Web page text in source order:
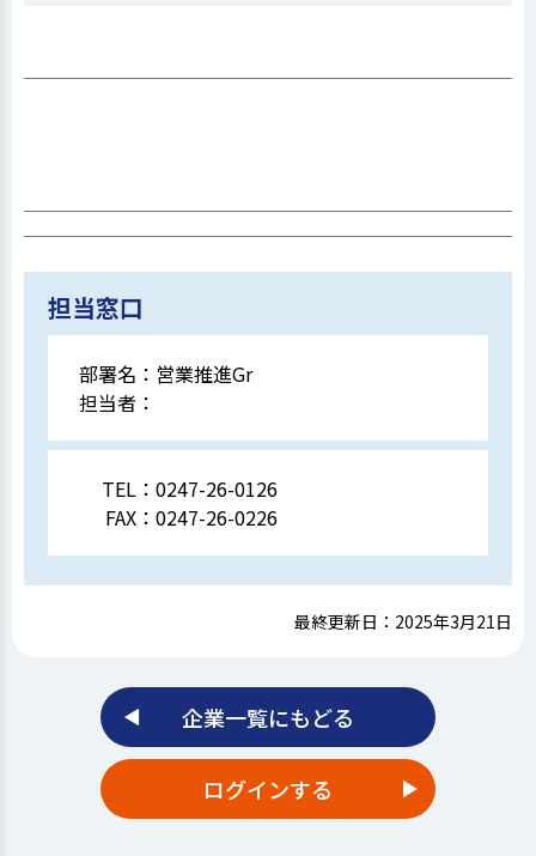
担当窓口
部署名： 営業推進Gr
担当者：
TEL： 0247-26-0126
FAX： 0247-26-0226
最終更新日：2025年3月21日
企業一覧にもどる
ログインする